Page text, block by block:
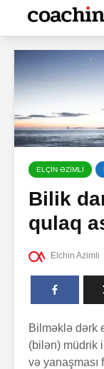
ELÇİN ƏZİMLİ
Bilik
qulaq
Elchin Azimli
Bilməklə dərk
(bilən) müdrik
və yanaşması